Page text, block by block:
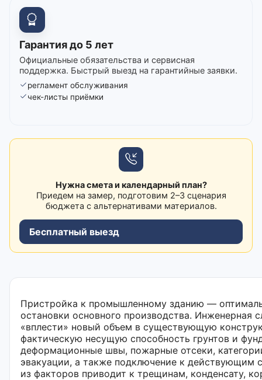
Гарантия до 5 лет
Официальные обязательства и сервисная
поддержка. Быстрый выезд на гарантийные заявки.
регламент обслуживания
чек-листы приёмки
Нужна смета и календарный план?
Приедем на замер, подготовим 2–3 сценария
бюджета с альтернативами материалов.
Бесплатный выезд
Пристройка к промышленному зданию —
остановки основного производства. Инженерная
«вплести» новый объем в существующую
фактическую несущую способность грунтов и
деформационные швы, пожарные отсеки,
эвакуации, а также подключение к действующим
из факторов приводит к трещинам, конденсату,